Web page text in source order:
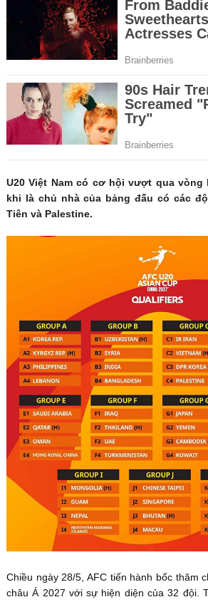
U20 Việt Nam có cơ hội vượt qua vòng
khi là chủ nhà của bảng đấu có các
Tiên và Palestine.
Chiều ngày 28/5, AFC tiến hành bốc thăm
châu Á 2027 với sự hiện diện của 32 đội.